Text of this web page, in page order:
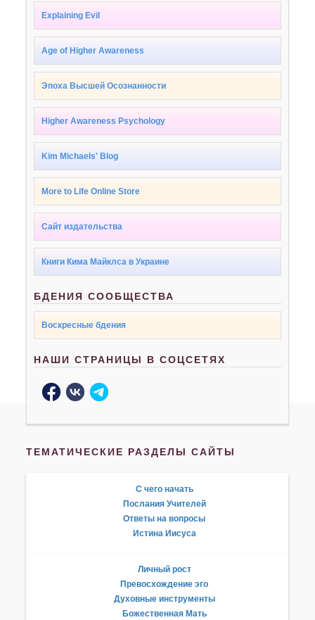
Explaining Evil
Age of Higher Awareness
Эпоха Высшей Осознанности
Higher Awareness Psychology
Kim Michaels' Blog
More to Life Online Store
Сайт издательства
Книги Кима Майклса в Украине
БДЕНИЯ СООБЩЕСТВА
Воскресные бдения
НАШИ СТРАНИЦЫ В СОЦСЕТЯХ
ТЕМАТИЧЕСКИЕ РАЗДЕЛЫ САЙТЫ
С чего начать
Послания Учителей
Ответы на вопросы
Истина Иисуса
Личный рост
Превосхождение эго
Духовные инструменты
Божественная Мать